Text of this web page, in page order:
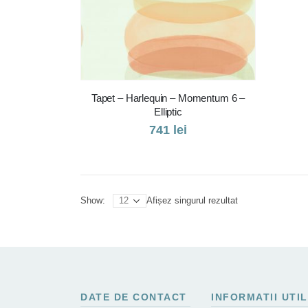
Tapet – Harlequin – Momentum 6 –
Elliptic
741 lei
Show: Afișez singurul rezultat
DATE DE CONTACT INFORMATII